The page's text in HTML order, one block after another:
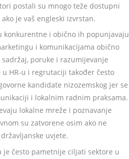
postali su mnogo teže dostupni
je vaš engleski izvrstan.
konkurentne i obično ih popunjavaju
i komunikacijama obično
poruke i razumijevanje
HR-u i regrutaciji također često
kandidate nizozemskog jer se
i lokalnim radnim praksama.
lokalne mreže i poznavanje
su zatvorene osim ako ne
uvjete.
je često pametnije ciljati sektore u